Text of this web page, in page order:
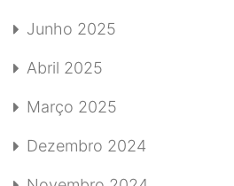
Junho 2025
Abril 2025
Março 2025
Dezembro 2024